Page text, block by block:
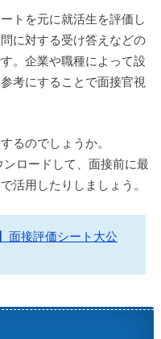
トを元に就活生を評価し
に対する受け答えなどの
。企業や職種によって設
考にすることで面接官視
るのでしょうか。
ンロードして、面接前に最
活用したりしましょう。
面接評価シート大公